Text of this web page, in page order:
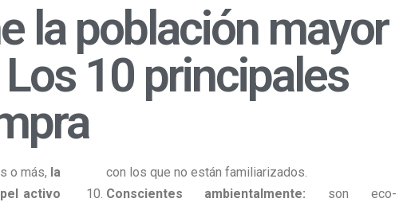
la población mayor
10 principales
o más, la
activo
con los que no están familiarizados.
Conscientes ambientalmente: son eco-